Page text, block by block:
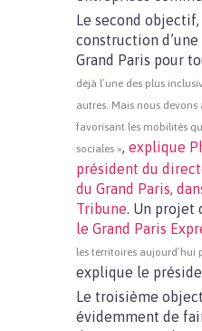
Le second objectif,
construction
Grand Paris pour
déjà l’une des plus
autres. Mais nous devons
favorisant les mobilités
sociales », explique
président du
du Grand Paris,
Tribune. Un projet
le Grand Paris
les territoires aujourd’hui
explique le
Le troisième
évidemment de